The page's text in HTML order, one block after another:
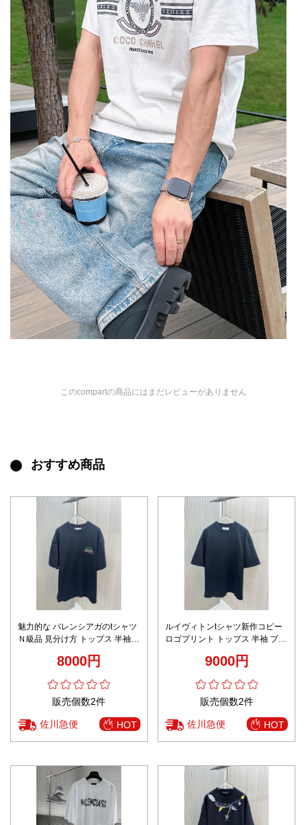
このcompartの商品にはまだレビューがありません
おすすめ商品
魅力的な バレンシアガのtシャツ
Ｎ級品 見分け方 トップス 半袖
8000円
販売個数2件
佐川急便 HOT
ルイヴィトンtシャツ新作コピー
ロゴプリント トップス 半袖 プリ
9000円
販売個数2件
佐川急便 HOT